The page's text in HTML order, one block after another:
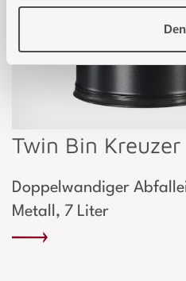
Twin Bin Kreuzer
Doppelwandiger
Metall, 7 Liter